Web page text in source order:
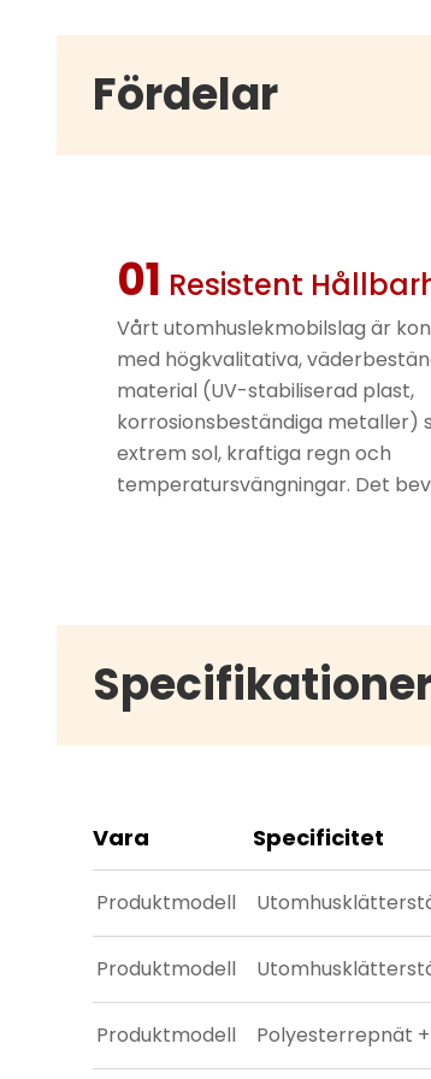
Fördelar
01 Resistent
Vårt utomhuslekmobilslag är
med högkvalitativa,
material (UV-stabiliserad plast,
korrosionsbeständiga metaller)
extrem sol, kraftiga regn och
temperatursvängningar. Det
Vara Specificitet
Produktmodell
Produktmodell
Produktmodell Polyesterrepnät